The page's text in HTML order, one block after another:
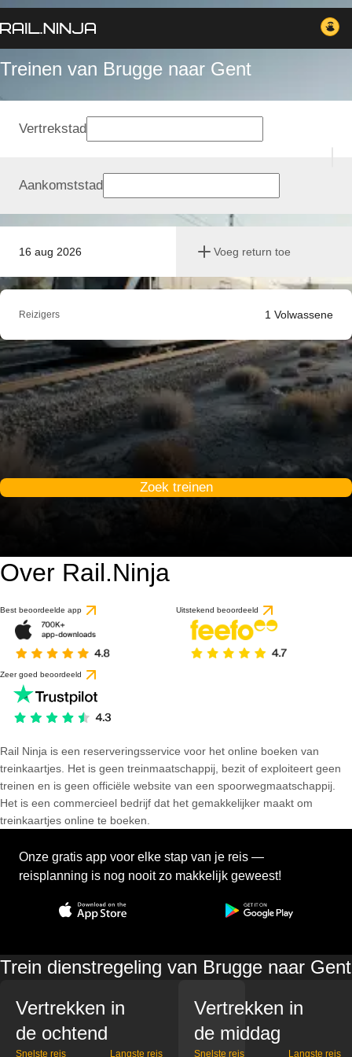
Treinen van Brugge naar Gent
16 aug 2026 Voeg return toe
Vertrekstad
Aankomststad
Reizigers 1 Volwassene
Zoek treinen
Over Rail.Ninja
Best beoordeelde app Uitstekend beoordeeld
Zeer goed beoordeeld
Rail Ninja is een reserveringsservice voor het online boeken van
treinkaartjes. Het is geen treinmaatschappij, bezit of exploiteert geen
treinen en is geen officiële website van een spoorwegmaatschappij.
Het is een commercieel bedrijf dat het gemakkelijker maakt om
treinkaartjes online te boeken.
Onze gratis app voor elke stap van je reis —
reisplanning is nog nooit zo makkelijk geweest!
Trein dienstregeling van Brugge naar Gent
Vertrekken in
de ochtend
Snelste reis Langste reis
Vertrekken in
de middag
Snelste reis Langste reis